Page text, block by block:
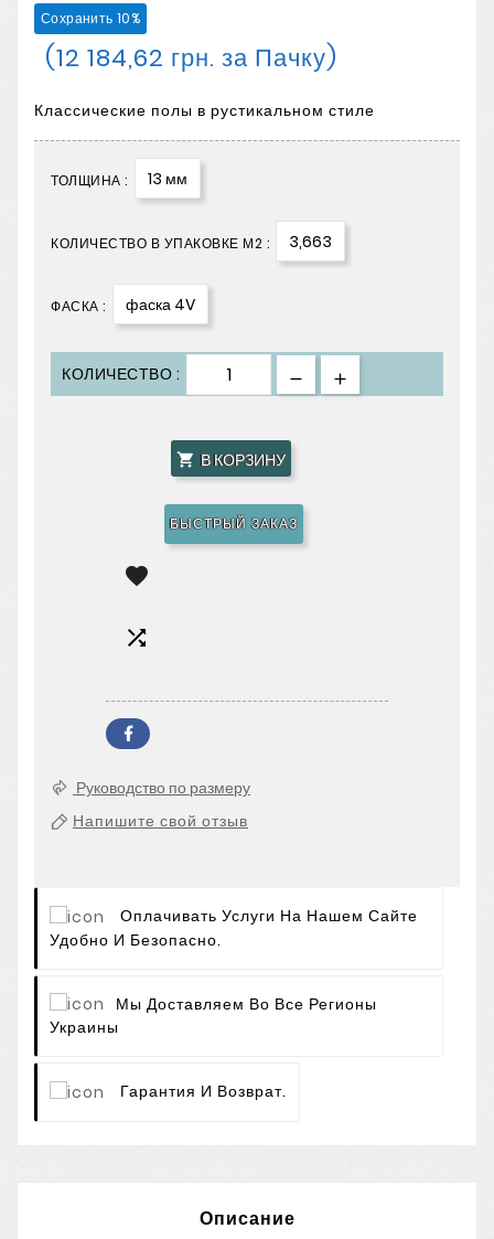
Сохранить 10%
(12 184,62 грн. за Пачку)
Классические полы в рустикальном стиле
ТОЛЩИНА : 13 мм
КОЛИЧЕСТВО В УПАКОВКЕ М2 : 3,663
ФАСКА : фаска 4V
КОЛИЧЕСТВО :
 В КОРЗИНУ
БЫСТРЫЙ ЗАКАЗ


Руководство по размеру
Напишите свой отзыв
Оплачивать Услуги На Нашем Сайте
Удобно И Безопасно.
Мы Доставляем Во Все Регионы
Украины
Гарантия И Возврат.
Описание